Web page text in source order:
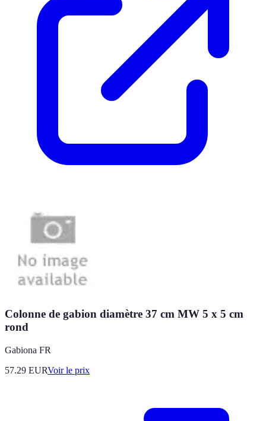
Colonne de gabion diamètre 37 cm MW 5 x 5 cm
rond
Gabiona FR
57.29 EURVoir le prix